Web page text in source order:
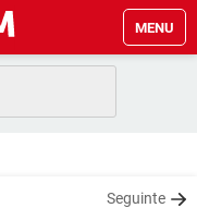
MENU
Seguinte